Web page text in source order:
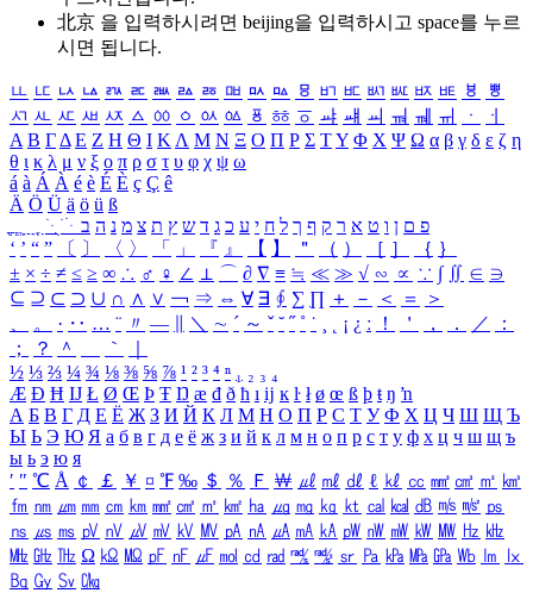
北京 을 입력하시려면 beijing을 입력하시고 space를 누르
시면 됩니다.
ㅥ ㅦ ㅧ ㅨ ㅩ ㅪ ㅫ ㅬ ㅭ ㅮ ㅯ ㅰ ㅱ ㅲ ㅳ ㅴ ㅵ ㅶ ㅷ ㅸ
ㅹ
ㅺ ㅻ ㅼ ㅽ ㅾ ㅿ ㆀ ㆁ ㆂ ㆃ ㆄ ㆅ ㆆ ㆇ ㆈ ㆉ ㆊ ㆋ ㆌ ㆍ
ㆎ
Α Β ΓΔ Ε Ζ Η Θ Ι ΚΛ Μ Ν Ξ Ο Π Ρ Σ ΤΥ Φ Χ Ψ Ω α β γ δ ε ζ η
θ ι κ λ μ ν ξ ο π ρ σ τ υ φ χ ψ ω
á à Á À é è É È ç Ç ê
Ä Ö Ü ä ö ü ß
ִֶֹ ֻּ ׁׂ פ ם ן ו ט א ר ק ף ך ל ח י ע כ ג ד ש ץ ת צ מ נ ה ב
‘ ’ “ ” 〔 〕 〈 〉 「 」 『 』 【 】 ＂ （ ） ［ ］ ｛ ｝
± × ÷ ≠ ≤ ≥ ∞ ∴ ♂ ♀ ∠ ⊥ ⌒ ∂ ∇ ≡ ≒ ≪ ≫ √ ∽ ∝ ∵ ∫ ∬ ∈ ∋
⊆ ⊇ ⊂ ⊃ ∪ ∩ ∧ ∨ ￢ ⇒ ⇔ ∀ ∃ ∮ ∑ ∏ ＋ － ＜ ＝
＞
、
。 · ‥ … ¨ 〃 ― ＼ ∼ ´ ～ ˇ ˘ ˝ ˚ ˙ ¸ ¡ ¿ ː ！ ＇ ， ． ／
：
；
？ ＾ ｀
½ ⅓ ⅔ ¼ ¾ ⅛ ⅜ ⅝ ⅞ ¹ ² ³ ⁴ ⁿ ₁ ₂ ₃ ₄
Æ Ð Ħ Ĳ Ł Ø Œ Þ Ŧ Ŋ æ đ ð ħ ı ĳ ĸ ŀ ł ø œ ß þ ŧ ŋ ŉ
А Б В Г Д Е Ё Ж З И Й К Л М Н О П Р С Т У Ф Х Ц Ч Ш Щ Ъ
Ы Ь Э Ю Я а б в г д е ё ж з и й к л м н о п р с т у ф х ц ч ш щ ъ
ы ь э ю я
′ ″ ℃ Å ￠ ￡ ￥ ¤ ℉ ‰ ＄ ％ Ｆ ￦ ㎕ ㎖ ㎗ ℓ ㎘ ㏄ ㎣ ㎤ ㎥ ㎦
㎙ ㎚ ㎛ ㎜ ㎝ ㎞ ㎟ ㎠ ㎡ ㎢ ㏊ ㎍ ㎎ ㎏ ㏏ ㎈ ㎉ ㏈ ㎧ ㎨ ㎰
㎱ ㎲ ㎳ ㎴ ㎵ ㎶ ㎷ ㎸ ㎹ ㎀ ㎁ ㎂ ㎃ ㎄ ㎺ ㎻ ㎽ ㎾ ㎿ ㎐ ㎑
㎒ ㎓ ㎔ Ω ㏀ ㏁ ㎊ ㎋ ㎌ ㏖ ㏅ ㎭ ㎮ ㎯ ㏛ ㎩ ㎪ ㎫ ㎬ ㏝ ㏐
㏓
㏃ ㏉ ㏜ ㏆